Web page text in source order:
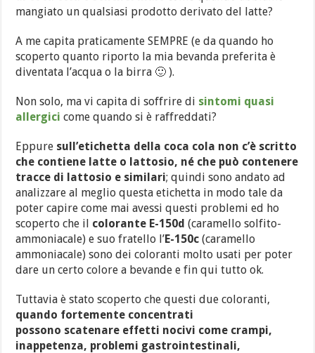
mangiato un qualsiasi prodotto derivato del latte?
A me capita praticamente SEMPRE (e da quando ho
scoperto quanto riporto la mia bevanda preferita è
diventata l’acqua o la birra 🙂 ).
Non solo, ma vi capita di soffrire di sintomi quasi
allergici come quando si è raffreddati?
Eppure sull’etichetta della coca cola non c’è scritto
che contiene latte o lattosio, né che può contenere
tracce di lattosio e similari; quindi sono andato ad
analizzare al meglio questa etichetta in modo tale da
poter capire come mai avessi questi problemi ed ho
scoperto che il colorante E-150d (caramello solfito-
ammoniacale) e suo fratello l’E-150c (caramello
ammoniacale) sono dei coloranti molto usati per poter
dare un certo colore a bevande e fin qui tutto ok.
Tuttavia è stato scoperto che questi due coloranti,
quando fortemente concentrati
possono scatenare effetti nocivi come crampi,
inappetenza, problemi gastrointestinali,